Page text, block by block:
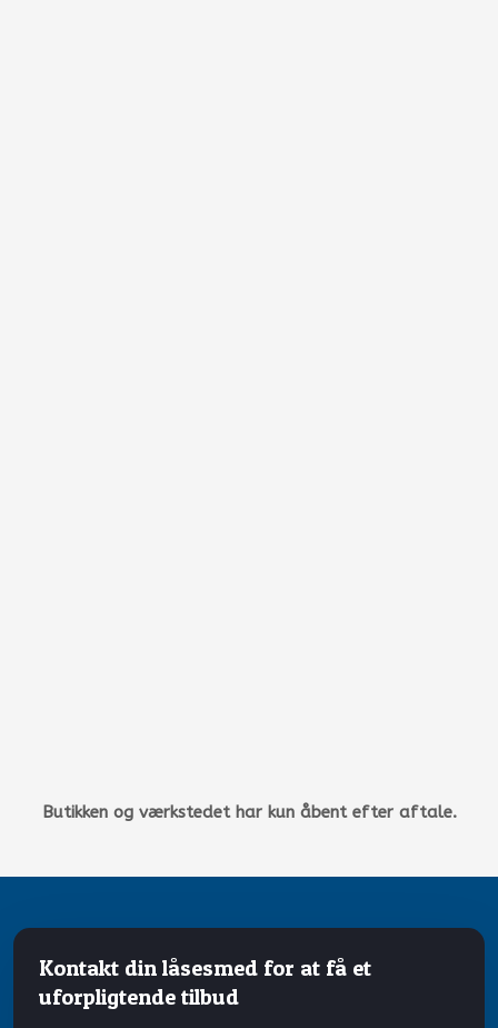
Butikken og værkstedet har kun åbent efter aftale.
Kontakt din låsesmed for at få et
uforpligtende tilbud